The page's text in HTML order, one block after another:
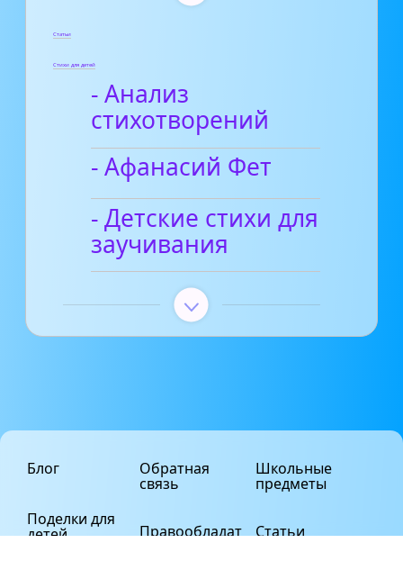
Статьи
Стихи для детей
- Анализ
стихотворений
- Афанасий Фет
- Детские стихи для
заучивания
Блог
Поделки для
детей
Обратная
связь
Правообладат
Школьные
предметы
Статьи